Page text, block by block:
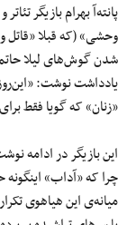
پانته‌آ بهرام بازیگر
وحشی» (که قبلا «قاتل
شدن گوش‌های لیلا
یادداشت نوشت:
«زنان» که گویا فقط
این بازیگر در ادامه
چرا که «آداب»
میانه‌ی این هیاهوی